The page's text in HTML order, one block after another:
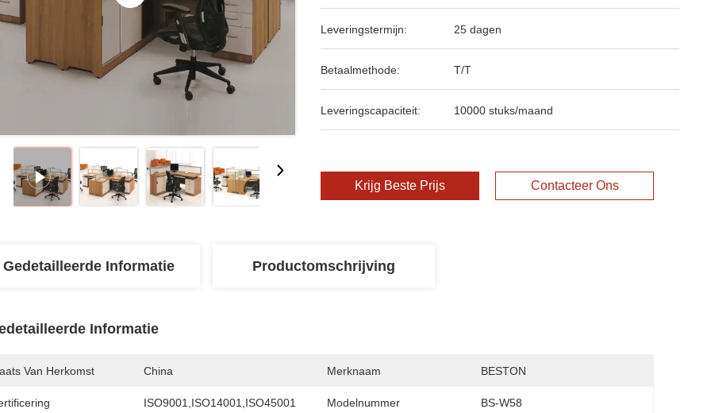
Leveringstermijn: 25 dagen
Betaalmethode: T/T
Leveringscapaciteit: 10000 stuks/maand
Krijg Beste Prijs Contacteer Ons
Gedetailleerde Informatie Productomschrijving
Informatie
Van Herkomst China Merknaam BESTON
ISO9001,ISO14001,ISO45001 Modelnummer BS-W58